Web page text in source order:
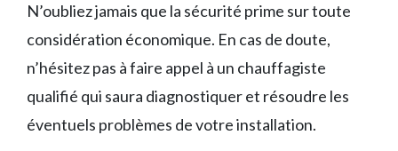
N’oubliez jamais que la sécurité prime sur toute
considération économique. En cas de doute,
n’hésitez pas à faire appel à un chauffagiste
qualifié qui saura diagnostiquer et résoudre les
éventuels problèmes de votre installation.